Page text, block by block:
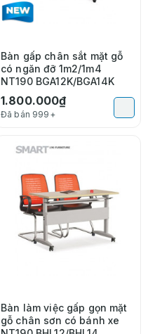
Bàn gấp chân sắt mặt gỗ
có ngăn đỡ 1m2/1m4
NT190 BGA12K/BGA14K
1.800.000₫
Đã bán 999+
Bàn làm việc gấp gọn mặt
gỗ chân sơn có bánh xe